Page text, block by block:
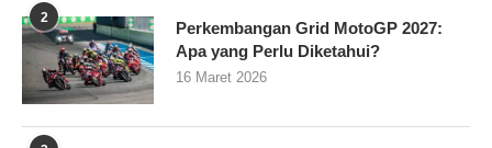
2
Perkembangan Grid MotoGP 2027:
Apa yang Perlu Diketahui?
16 Maret 2026